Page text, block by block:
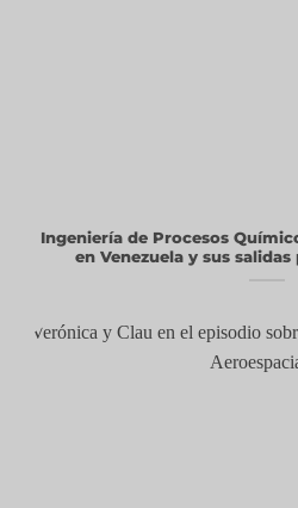
Ingeniería de Procesos
en Venezuela y sus